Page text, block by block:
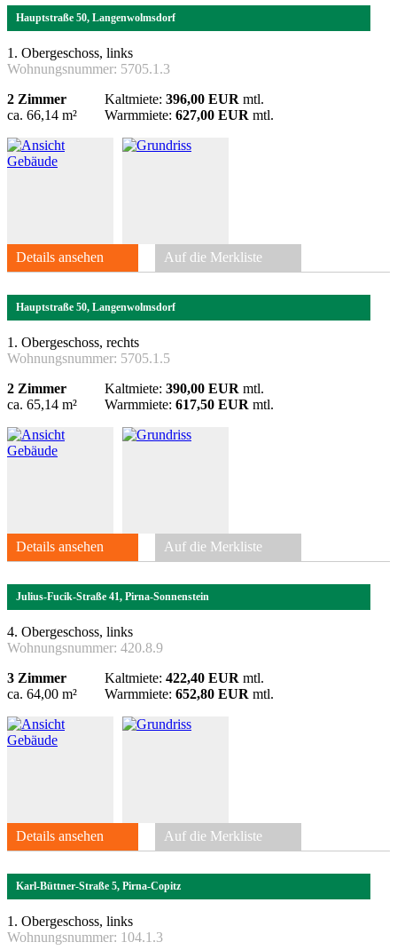
Hauptstraße 50, Langenwolmsdorf
1. Obergeschoss, links
Wohnungsnummer: 5705.1.3
2 Zimmer
ca. 66,14 m²
Kaltmiete: 396,00 EUR mtl.
Warmmiete: 627,00 EUR mtl.
Details ansehen Auf die Merkliste
Hauptstraße 50, Langenwolmsdorf
1. Obergeschoss, rechts
Wohnungsnummer: 5705.1.5
2 Zimmer
ca. 65,14 m²
Kaltmiete: 390,00 EUR mtl.
Warmmiete: 617,50 EUR mtl.
Details ansehen Auf die Merkliste
Julius-Fucik-Straße 41, Pirna-Sonnenstein
4. Obergeschoss, links
Wohnungsnummer: 420.8.9
3 Zimmer
ca. 64,00 m²
Kaltmiete: 422,40 EUR mtl.
Warmmiete: 652,80 EUR mtl.
Details ansehen Auf die Merkliste
Karl-Büttner-Straße 5, Pirna-Copitz
1. Obergeschoss, links
Wohnungsnummer: 104.1.3